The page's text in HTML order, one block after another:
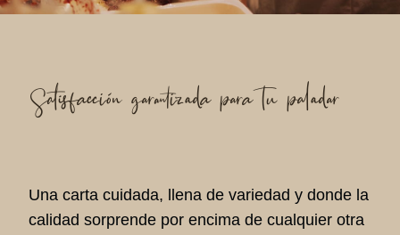
Satisfacción garantizada para tu paladar
Una carta cuidada, llena de variedad y donde la
calidad sorprende por encima de cualquier otra